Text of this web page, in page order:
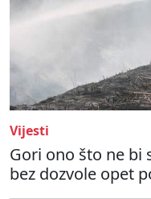
Vijesti
Gori ono što ne bi
bez dozvole opet